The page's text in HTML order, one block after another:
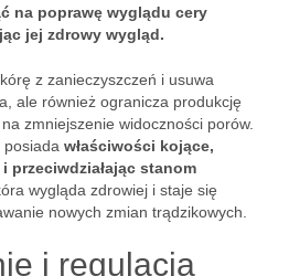
na poprawę wyglądu cery
jej zdrowy wygląd.
z zanieczyszczeń i usuwa
ale również ogranicza produkcję
zmniejszenie widoczności porów.
właściwości kojące,
przeciwdziałając stanom
wygląda zdrowiej i staje się
nowych zmian trądzikowych.
i regulacja